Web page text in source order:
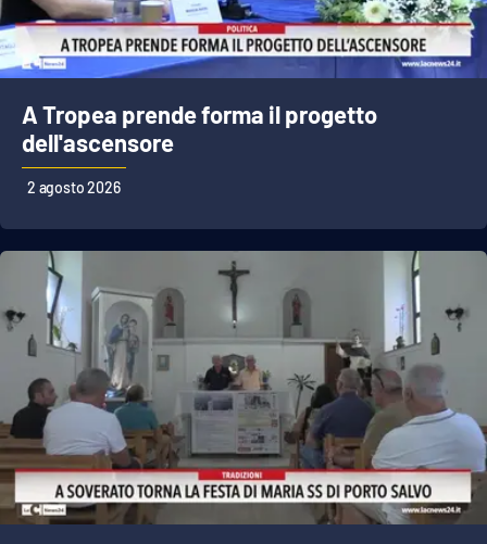
A Tropea prende forma il progetto
dell'ascensore
2 agosto 2026